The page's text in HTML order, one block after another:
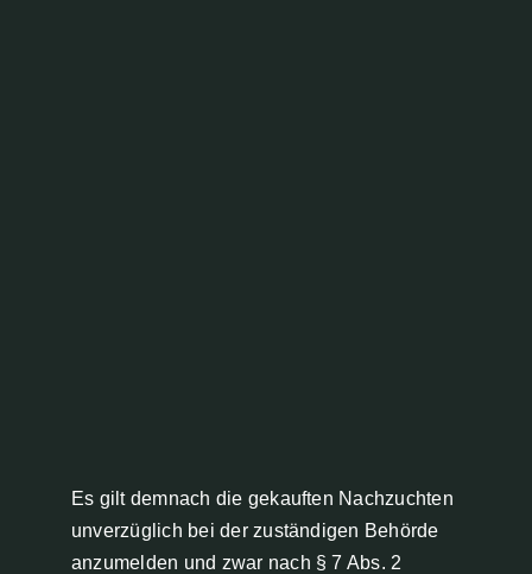
Es gilt demnach die gekauften Nachzuchten
unverzüglich bei der zuständigen Behörde
anzumelden und zwar nach § 7 Abs. 2